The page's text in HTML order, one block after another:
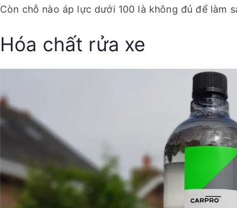
Còn chỗ nào áp lực dưới 100 là không đủ để làm
Hóa chất rửa xe